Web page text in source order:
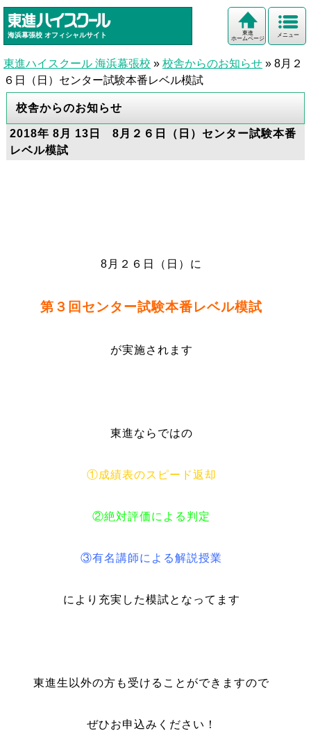
海浜幕張校 オフィシャルサイト メニュー
東進
ホームページ
東進ハイスクール 海浜幕張校 » 校舎からのお知らせ » 8月２
６日（日）センター試験本番レベル模試
校舎からのお知らせ
2018年 8月 13日 8月２６日（日）センター試験本番
レベル模試
8月２６日（日）に
第３回センター試験本番レベル模試
が実施されます
東進ならではの
①成績表のスピード返却
②絶対評価による判定
③有名講師による解説授業
により充実した模試となってます
東進生以外の方も受けることができますので
ぜひお申込みください！